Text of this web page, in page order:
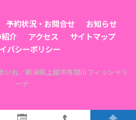
予約状況・お問合せ
お知らせ
介 アクセス
サイトマップ
バシーポリシー
丸／新潟県上越市有間川フィッシャリ
ーナ